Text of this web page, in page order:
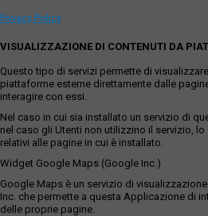
Privacy Policy
VISUALIZZAZIONE DI CONTENUTI DA
Questo tipo di servizi permette di
piattaforme esterne direttamente dalle
interagire con essi.
Nel caso in cui sia installato un servizio di
nel caso gli Utenti non utilizzino il servizio,
relativi alle pagine in cui è installato.
Widget Google Maps (Google Inc.)
Google Maps è un servizio di
Inc. che permette a questa Applicazione di
delle proprie pagine.